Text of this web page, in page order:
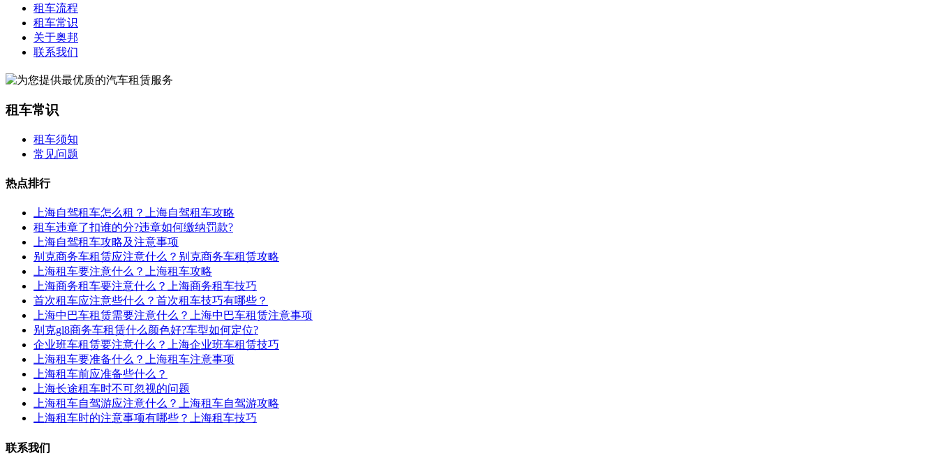
租车流程
租车常识
关于奥邦
联系我们
租车常识
租车须知
常见问题
热点排行
上海自驾租车怎么租？上海自驾租车攻略
租车违章了扣谁的分?违章如何缴纳罚款?
上海自驾租车攻略及注意事项
别克商务车租赁应注意什么？别克商务车租赁攻略
上海租车要注意什么？上海租车攻略
上海商务租车要注意什么？上海商务租车技巧
首次租车应注意些什么？首次租车技巧有哪些？
上海中巴车租赁需要注意什么？上海中巴车租赁注意事项
别克gl8商务车租赁什么颜色好?车型如何定位?
企业班车租赁要注意什么？上海企业班车租赁技巧
上海租车要准备什么？上海租车注意事项
上海租车前应准备些什么？
上海长途租车时不可忽视的问题
上海租车自驾游应注意什么？上海租车自驾游攻略
上海租车时的注意事项有哪些？上海租车技巧
联系我们